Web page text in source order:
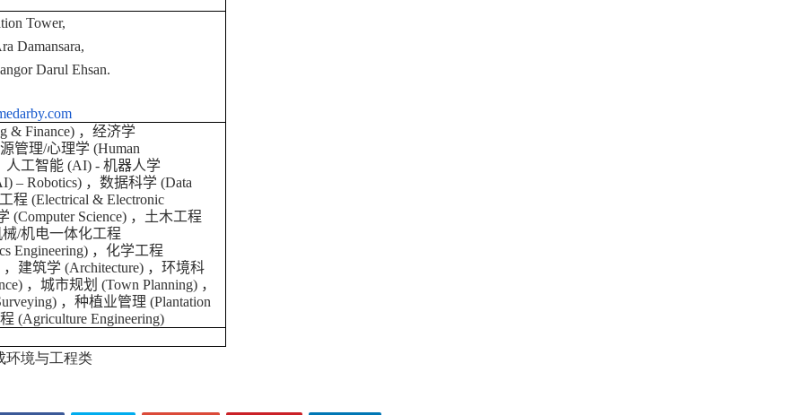
Tower,
Damansara,
Darul Ehsan.
& Finance) ，经济学
管理/心理学 (Human
人工智能 (AI)-机器人学
– Robotics) ，数据科学 (Data
程 (Electrical & Electronic
(Computer Science) ，土木工程
械/机电一体化工程
Engineering) ， 化学工程
， 建筑学 (Architecture) ，环境科
，城市规划 (Town Planning) ，
，种植业管理 (Plantation
(Agriculture Engineering)
环境与工程类